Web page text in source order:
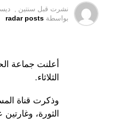
نشرت قبل سنتين ,
ديسمبر
بواسطة radar posts
الثلاثاء.
الثورة،